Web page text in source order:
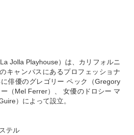
Jolla Playhouse）は、カリフォルニ
キャンパスにあるプロフェッショナ
俳優のグレゴリー ペック（Gregory
（Mel Ferrer）、 女優のドロシー マ
）によって設立。
テル